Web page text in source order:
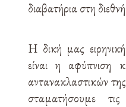
διαβατήρια στη
Η δική μας
είναι η αφύπνιση
αντανακλαστικών
σταματήσουμε